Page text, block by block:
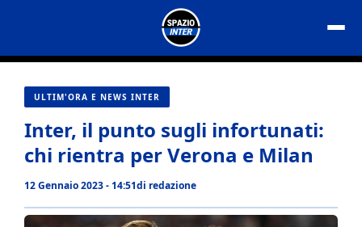
contenuto
ULTIM'ORA E NEWS INTER
Inter, il punto sugli infortunati:
chi rientra per Verona e Milan
12 Gennaio 2023 - 14:51di redazione